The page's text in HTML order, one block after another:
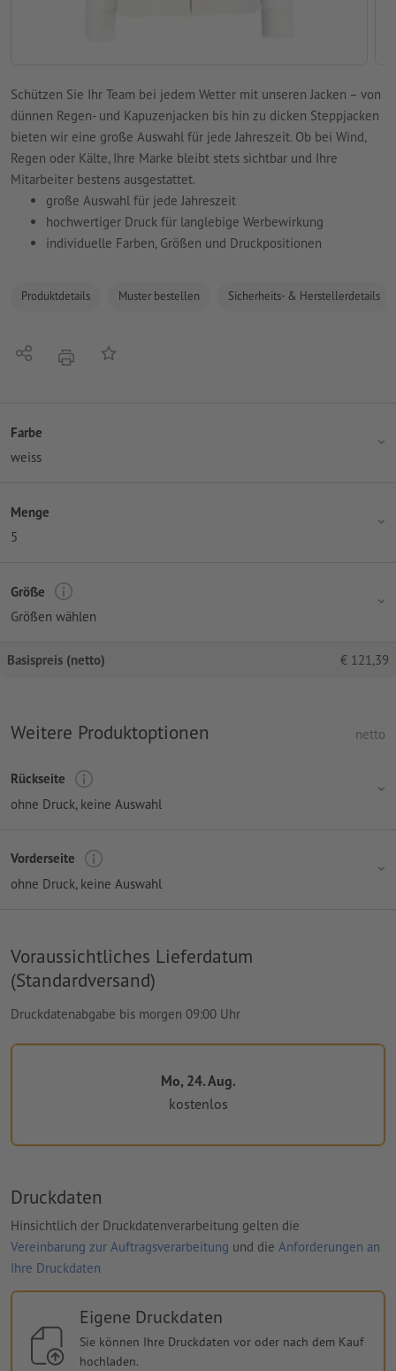
Schützen Sie Ihr Team bei jedem Wetter mit unseren Jacken – von
dünnen Regen- und Kapuzenjacken bis hin zu dicken Steppjacken
bieten wir eine große Auswahl für jede Jahreszeit. Ob bei Wind,
Regen oder Kälte, Ihre Marke bleibt stets sichtbar und Ihre
Mitarbeiter bestens ausgestattet.
große Auswahl für jede Jahreszeit
hochwertiger Druck für langlebige Werbewirkung
individuelle Farben, Größen und Druckpositionen
Produktdetails Muster bestellen Sicherheits- & Herstellerdetails
Teilen DruckenAuf die Merkliste
Farbe
weiss
Menge
5
Größe
Größen wählen
Basispreis (netto) € 121,39
Weitere Produktoptionen netto
Rückseite
ohne Druck, keine Auswahl
Vorderseite
ohne Druck, keine Auswahl
Voraussichtliches Lieferdatum
(Standardversand)
Druckdatenabgabe bis morgen 09:00 Uhr
Mo, 24. Aug.
kostenlos
Druckdaten
Hinsichtlich der Druckdatenverarbeitung gelten die
Vereinbarung zur Auftragsverarbeitung und die Anforderungen an
Ihre Druckdaten
Eigene Druckdaten
Sie können Ihre Druckdaten vor oder nach dem Kauf
hochladen.